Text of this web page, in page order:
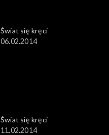
Świat się kręci
06.02.2014
Świat się kręci
11.02.2014